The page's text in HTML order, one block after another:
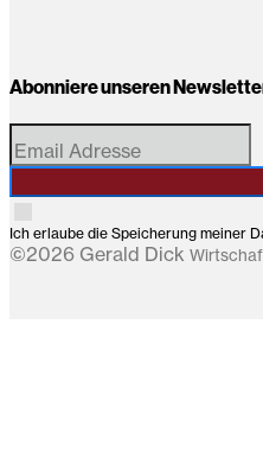
Abonniere unseren
Ich erlaube die Speicherung meiner
©2026 Gerald Dick